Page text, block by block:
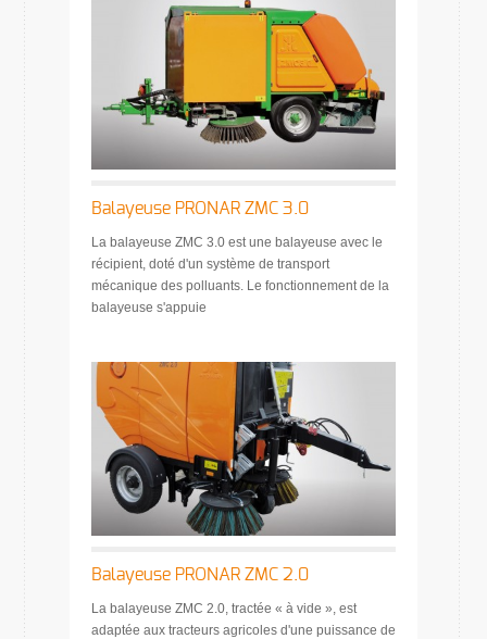
Balayeuse PRONAR ZMC 3.0
La balayeuse ZMC 3.0 est une balayeuse avec le
récipient, doté d'un système de transport
mécanique des polluants. Le fonctionnement de la
balayeuse s'appuie
Balayeuse PRONAR ZMC 2.0
La balayeuse ZMC 2.0, tractée « à vide », est
adaptée aux tracteurs agricoles d'une puissance de